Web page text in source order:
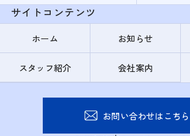
サイトコンテンツ
ホーム お知らせ
スタッフ紹介 会社案内
お問い合わせはこちら